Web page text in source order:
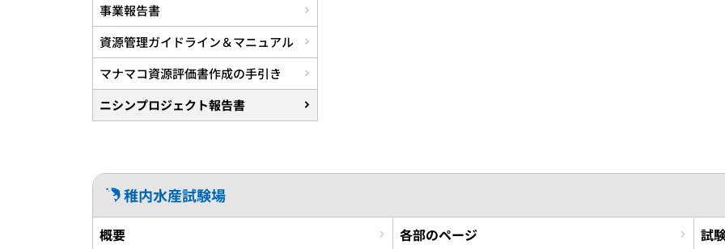
事業報告書
資源管理ガイドライン＆マニュアル
マナマコ資源評価書作成の手引き
ニシンプロジェクト報告書
稚内水産試験場
概要
各部のページ
試